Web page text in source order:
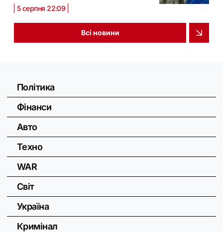
5 серпня 22:09
Всі новини
Політика
Фінанси
Авто
Техно
WAR
Світ
Україна
Кримінал